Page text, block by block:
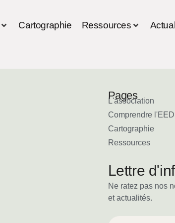
Cartographie Ressources
Pages
L'association
Comprendre
Cartographie
Ressources
Lettre
Ne ratez pas nos
et actualités.